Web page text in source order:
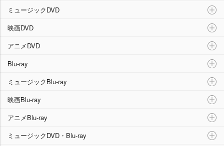
ミュージックDVD
映画DVD
アニメDVD
Blu-ray
ミュージックBlu-ray
映画Blu-ray
アニメBlu-ray
ミュージックDVD・Blu-ray